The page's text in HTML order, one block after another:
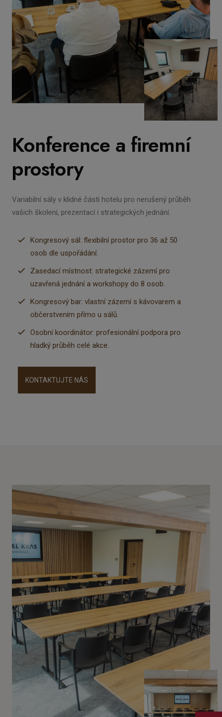
Konference a firemní
prostory
Variabilní sály v klidné části hotelu pro nerušený průběh
vašich školení, prezentací i strategických jednání.
Kongresový sál: flexibilní prostor pro 36 až 50
osob dle uspořádání.
Zasedací místnost: strategické zázemí pro
uzavřená jednání a workshopy do 8 osob.
Kongresový bar: vlastní zázemí s kávovarem a
občerstvením přímo u sálů.
Osobní koordinátor: profesionální podpora pro
hladký průběh celé akce.
KONTAKTUJTE NÁS